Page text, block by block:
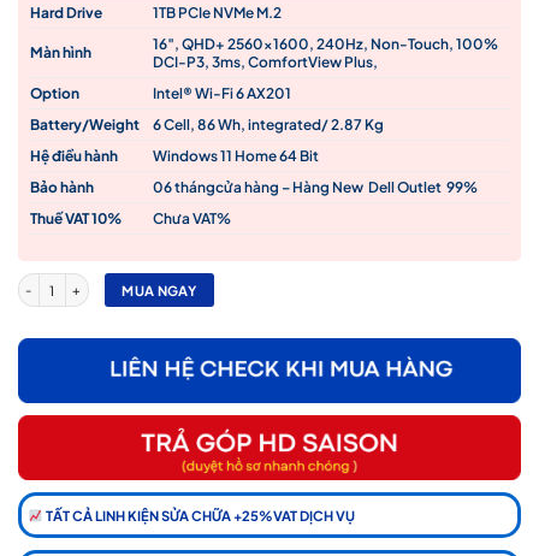
Hard Drive
1TB PCIe NVMe M.2
Màn hình
16″, QHD+ 2560×1600, 240Hz, Non-Touch, 100%
DCI-P3, 3ms, ComfortView Plus,
Option
Intel® Wi-Fi 6 AX201
Battery/Weight
6 Cell, 86 Wh, integrated/ 2.87 Kg
Hệ điều hành
Windows 11 Home 64 Bit
Bảo hành
06 thángcửa hàng – Hàng New Dell Outlet 99%
Thuế VAT 10%
Chưa VAT%
Laptop Dell Gaming G6 7630 i7-13650HX/ 16GBRAM/ 1TB SSD / RTX 4060 8G / Win 11
MUA NGAY
TẤT CẢ LINH KIỆN SỬA CHỮA +25%VAT DỊCH VỤ